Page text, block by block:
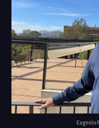
Eugenio